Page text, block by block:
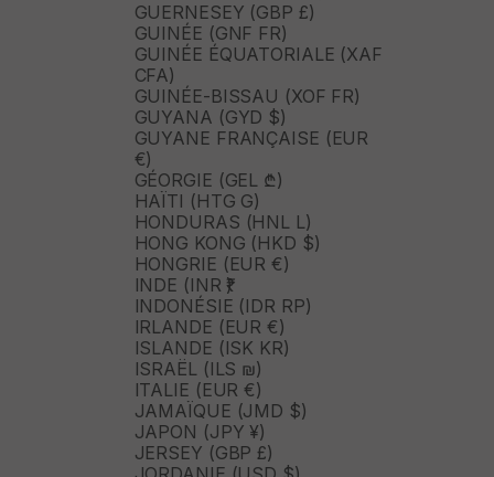
GUERNESEY (GBP £)
GUINÉE (GNF FR)
GUINÉE ÉQUATORIALE (XAF
CFA)
GUINÉE-BISSAU (XOF FR)
GUYANA (GYD $)
GUYANE FRANÇAISE (EUR
€)
GÉORGIE (GEL ₾)
HAÏTI (HTG G)
HONDURAS (HNL L)
HONG KONG (HKD $)
HONGRIE (EUR €)
INDE (INR ₹)
INDONÉSIE (IDR RP)
IRLANDE (EUR €)
ISLANDE (ISK KR)
ISRAËL (ILS ₪)
ITALIE (EUR €)
JAMAÏQUE (JMD $)
JAPON (JPY ¥)
JERSEY (GBP £)